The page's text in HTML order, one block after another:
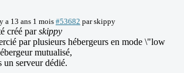
a 13 ans 1 mois#53682 parskippy
créé parskippy
par plusieurs hébergeurs en mode \"low
mutualisé,
un serveur dédié.